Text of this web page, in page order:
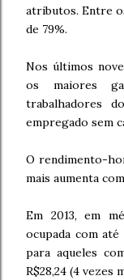
atributos. Entre
de 79%.
Nos últimos
os maiores
trabalhadores
empregado sem
O rendimento-
mais aumenta
Em 2013, em
ocupada com até
para aqueles
R$28,24 (4 vezes